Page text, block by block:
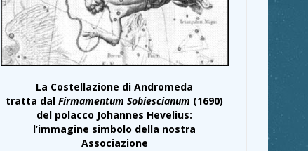
La Costellazione di Andromeda
tratta dal Firmamentum Sobiescianum (1690)
del polacco Johannes Hevelius:
l’immagine simbolo della nostra
Associazione